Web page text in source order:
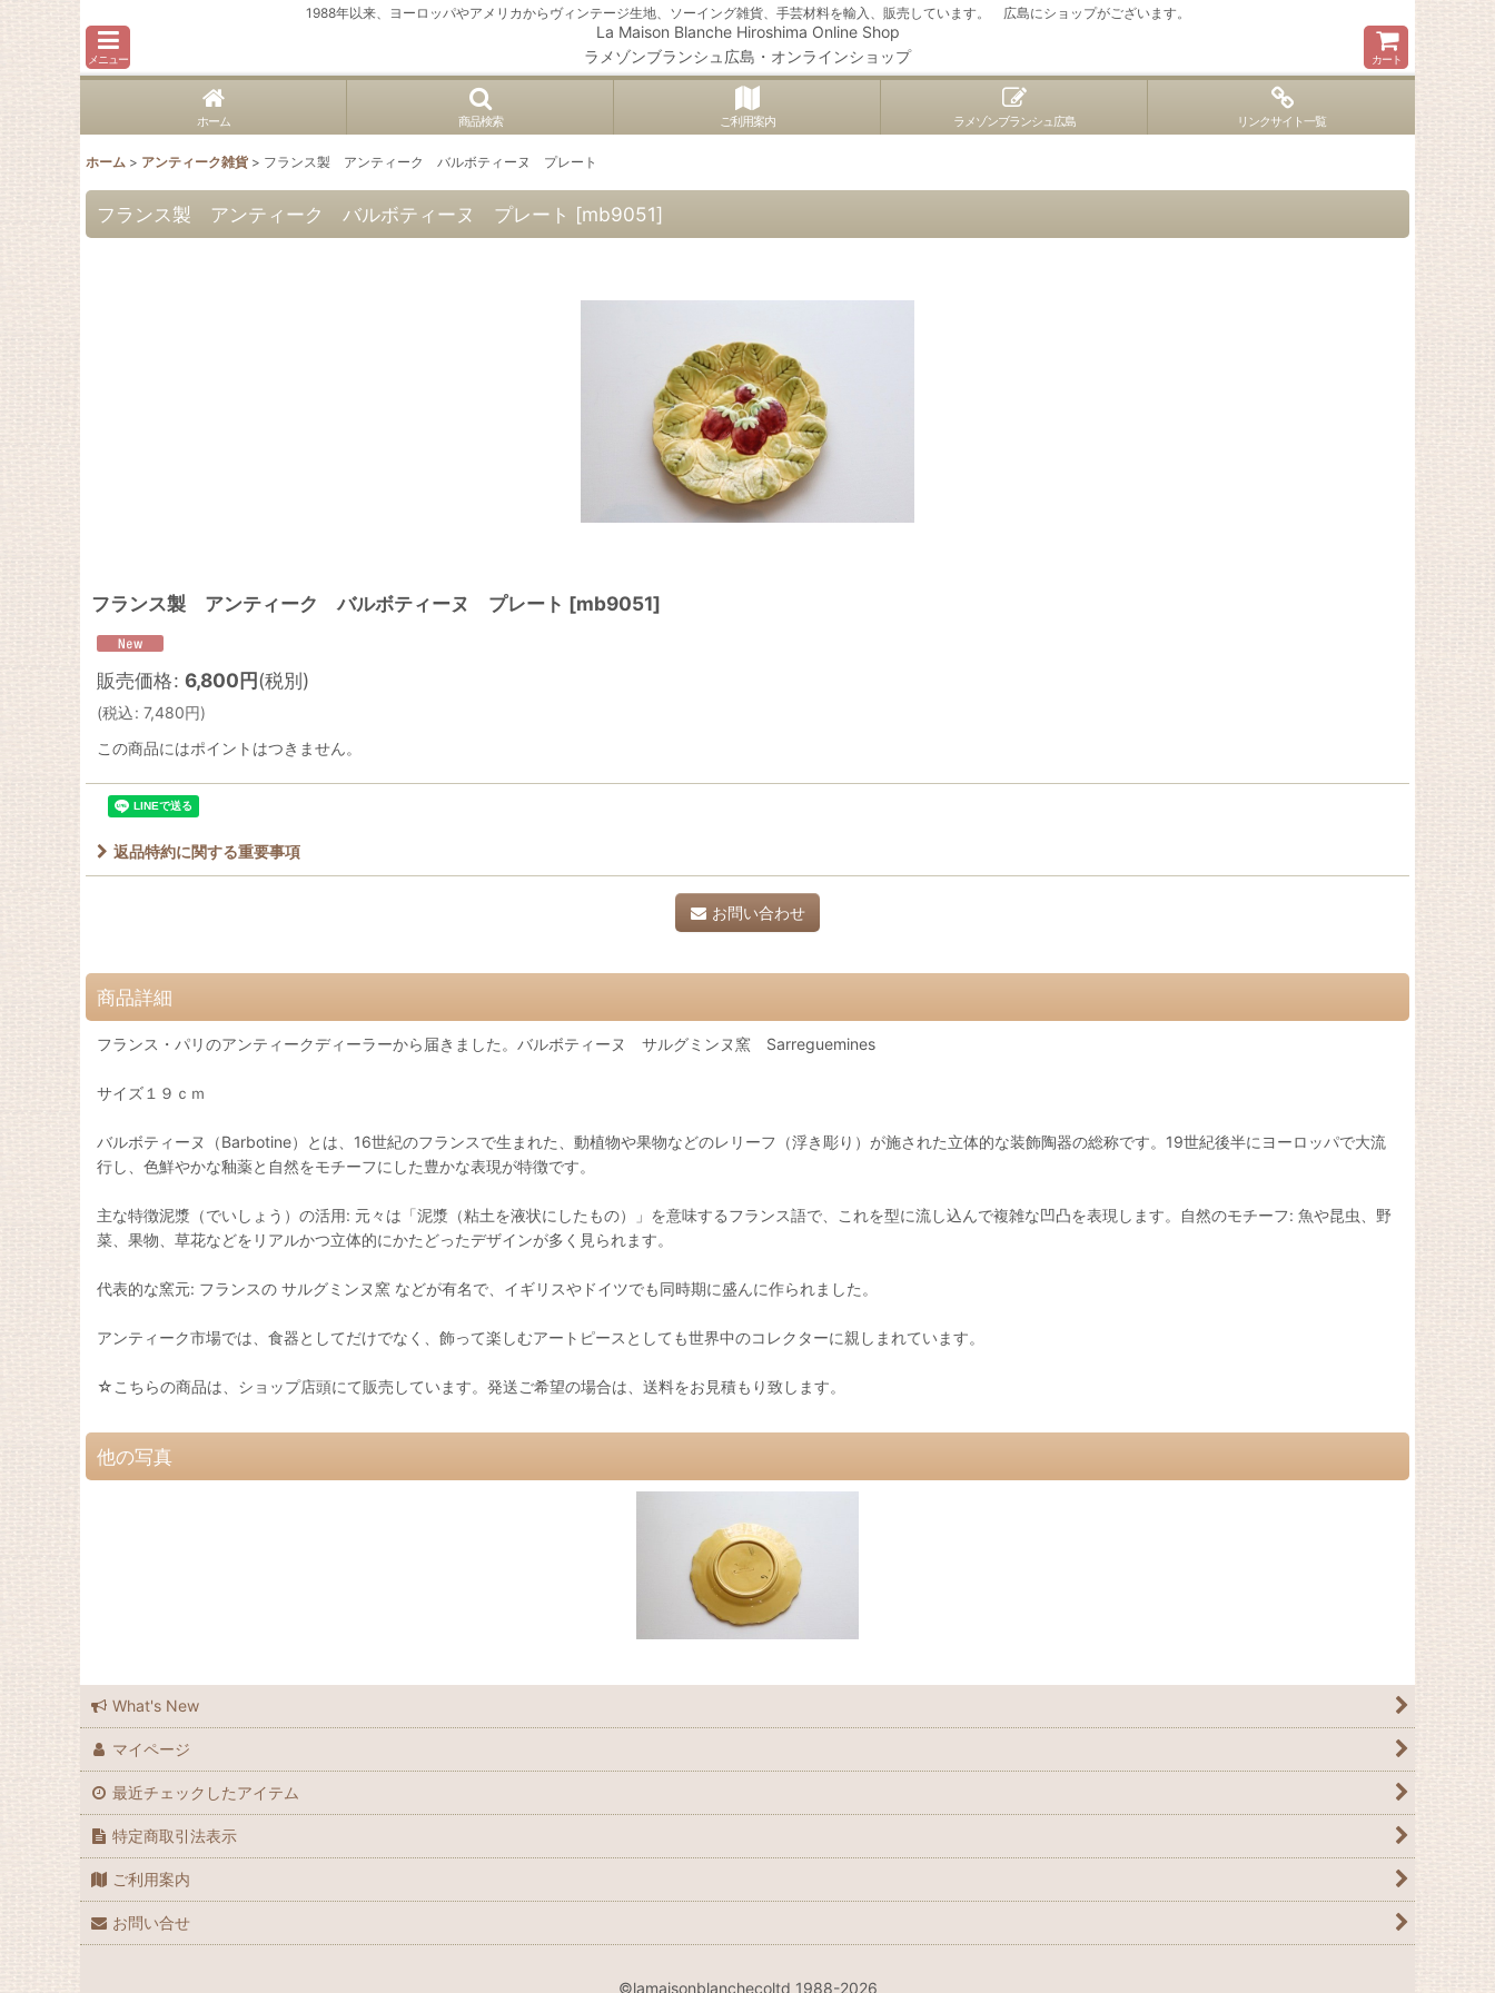
1988年以来、ヨーロッパやアメリカからヴィンテージ生地、ソーイング雑貨、手芸材料を輸入、販売しています。 広島にショップがございます。
メニュー
La Maison Blanche Hiroshima Online Shop
ラメゾンブランシュ広島・オンラインショップ
カート
ホーム 商品検索 ご利用案内 ラメゾンブランシュ広島 リンクサイト一覧
ホーム > アンティーク雑貨 > フランス製 アンティーク バルボティーヌ プレート
フランス製 アンティーク バルボティーヌ プレート [mb9051]
フランス製 アンティーク バルボティーヌ プレート [mb9051]
販売価格: 6,800円(税別)
(税込: 7,480円)
この商品にはポイントはつきません。
返品特約に関する重要事項
お問い合わせ
商品詳細
フランス・パリのアンティークディーラーから届きました。バルボティーヌ サルグミンヌ窯 Sarreguemines
サイズ１９ｃｍ
バルボティーヌ（Barbotine）とは、16世紀のフランスで生まれた、動植物や果物などのレリーフ（浮き彫り）が施された立体的な装飾陶器の総称です。19世紀後半にヨーロッパで大流
行し、色鮮やかな釉薬と自然をモチーフにした豊かな表現が特徴です。
主な特徴泥漿（でいしょう）の活用: 元々は「泥漿（粘土を液状にしたもの）」を意味するフランス語で、これを型に流し込んで複雑な凹凸を表現します。自然のモチーフ: 魚や昆虫、野
菜、果物、草花などをリアルかつ立体的にかたどったデザインが多く見られます。
代表的な窯元: フランスの サルグミンヌ窯 などが有名で、イギリスやドイツでも同時期に盛んに作られました。
アンティーク市場では、食器としてだけでなく、飾って楽しむアートピースとしても世界中のコレクターに親しまれています。
☆こちらの商品は、ショップ店頭にて販売しています。発送ご希望の場合は、送料をお見積もり致します。
他の写真
What's New
マイページ
最近チェックしたアイテム
特定商取引法表示
ご利用案内
お問い合せ
©lamaisonblanchecoltd 1988-2026